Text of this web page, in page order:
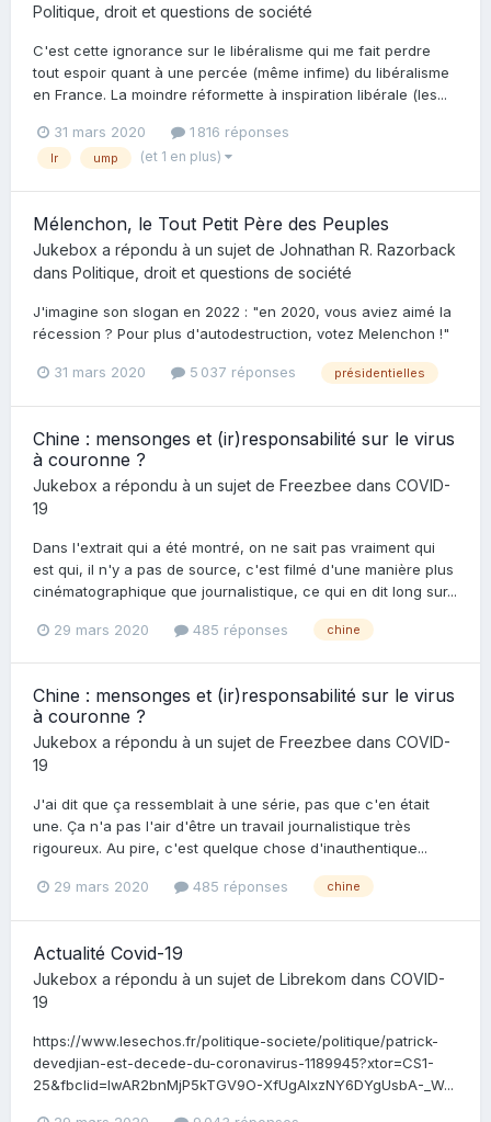
Politique, droit et questions de société
C'est cette ignorance sur le libéralisme qui me fait perdre
tout espoir quant à une percée (même infime) du libéralisme
en France. La moindre réformette à inspiration libérale (les...
31 mars 2020 1 816 réponses
lr ump (et 1 en plus)
Mélenchon, le Tout Petit Père des Peuples
Jukebox a répondu à un sujet de Johnathan R. Razorback
dans Politique, droit et questions de société
J'imagine son slogan en 2022 : "en 2020, vous aviez aimé la
récession ? Pour plus d'autodestruction, votez Melenchon !"
31 mars 2020 5 037 réponses présidentielles
Chine : mensonges et (ir)responsabilité sur le virus
à couronne ?
Jukebox a répondu à un sujet de Freezbee dans COVID-
19
Dans l'extrait qui a été montré, on ne sait pas vraiment qui
est qui, il n'y a pas de source, c'est filmé d'une manière plus
cinématographique que journalistique, ce qui en dit long sur...
29 mars 2020 485 réponses chine
Chine : mensonges et (ir)responsabilité sur le virus
à couronne ?
Jukebox a répondu à un sujet de Freezbee dans COVID-
19
J'ai dit que ça ressemblait à une série, pas que c'en était
une. Ça n'a pas l'air d'être un travail journalistique très
rigoureux. Au pire, c'est quelque chose d'inauthentique...
29 mars 2020 485 réponses chine
Actualité Covid-19
Jukebox a répondu à un sujet de Librekom dans COVID-
19
https://www.lesechos.fr/politique-societe/politique/patrick-
devedjian-est-decede-du-coronavirus-1189945?xtor=CS1-
25&fbclid=IwAR2bnMjP5kTGV9O-XfUgAIxzNY6DYgUsbA-_W...